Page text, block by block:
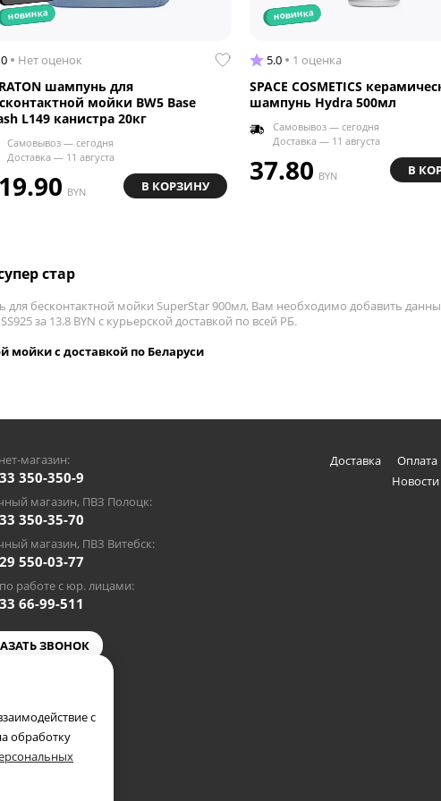
новинка
0 Нет оценок
шампунь для
мойки BW5 Base
L149 канистра 20кг
Самовывоз — сегодня
Доставка — 11 августа
BYN В КОРЗИНУ
новинка
5.0 1 оценка
SPACE COSMETICS
шампунь Hydra 500мл
Самовывоз — сегодня
Доставка — 11 августа
37.80 BYN В
стар
для бесконтактной мойки SuperStar 900мл, Вам необходимо добавить
за 13.8 BYN с курьерской доставкой по всей РБ.
мойки с доставкой по Беларуси
магазин:
350-350-9
магазин, ПВЗ Полоцк:
350-35-70
магазин, ПВЗ Витебск:
550-03-77
работе с юр. лицами:
66-99-511
ЗВОНОК
Доставка Оплата
Новости
с
обработку